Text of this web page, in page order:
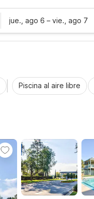
jue., ago 6 – vie., ago 7
Piscina al aire libre